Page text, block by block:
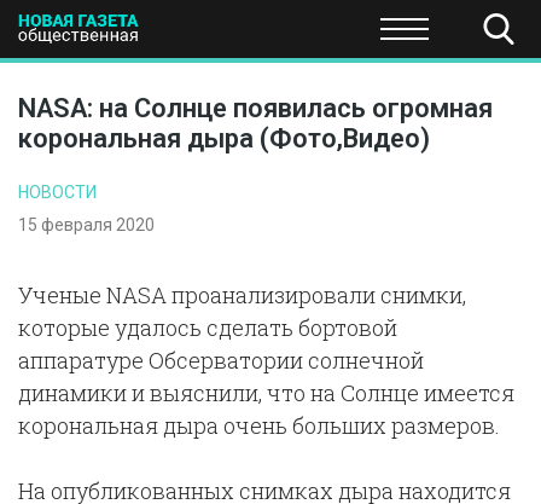
ПОЛИТИКА ЭКОНОМИКА НАУКА И
NASA: на Солнце появилась огромная
корональная дыра (Фото,Видео)
НОВОСТИ
15 февраля 2020
Ученые NASA проанализировали снимки,
которые удалось сделать бортовой
аппаратуре Обсерватории солнечной
динамики и выяснили, что на Солнце имеется
корональная дыра очень больших размеров.
На опубликованных снимках дыра находится